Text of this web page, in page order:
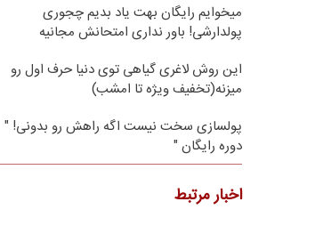
میخوایم رایگان بهت یاد بدیم چجوری
پولدارشی! باور نداری امتحانش مجانیه
این روش لاغری گیاهی توی دنیا حرف اول رو
میزنه(تخفیف ویژه تا امشب)
پولسازی سخت نیست اگه راهش رو بدونی! "
دوره رایگان "
اخبار مرتبط